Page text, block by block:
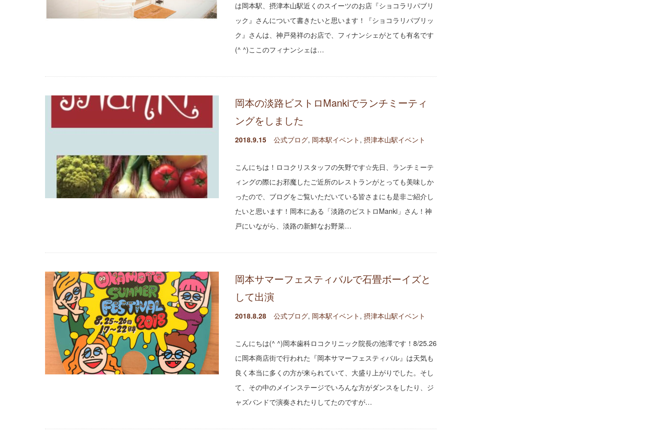
は岡本駅、摂津本山駅近くのスイーツのお店『ショコラリパブリ
ック』さんについて書きたいと思います！『ショコラリパブリッ
ク』さんは、神戸発祥のお店で、フィナンシェがとても有名です
(^ ^)ここのフィナンシェは…
岡本の淡路ビストロMankiでランチミーティ
ングをしました
2018.9.15 公式ブログ, 岡本駅イベント , 摂津本山駅イベント
こんにちは！ロコクリスタッフの矢野です☆先日、ランチミーテ
ィングの際にお邪魔したご近所のレストランがとっても美味しか
ったので、ブログをご覧いただいている皆さまにも是非ご紹介し
たいと思います！岡本にある「淡路のビストロManki」さん！神
戸にいながら、淡路の新鮮なお野菜…
岡本サマーフェスティバルで石畳ボーイズと
して出演
2018.8.28 公式ブログ, 岡本駅イベント , 摂津本山駅イベント
こんにちは(^ ^)岡本歯科ロコクリニック院長の池澤です！8/25.26
に岡本商店街で行われた『岡本サマーフェスティバル』は天気も
良く本当に多くの方が来られていて、大盛り上がりでした。そし
て、その中のメインステージでいろんな方がダンスをしたり、ジ
ャズバンドで演奏されたりしてたのですが…